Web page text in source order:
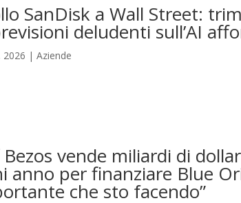
SanDisk a Wall Street:
deludenti sull’AI
2026 | Aziende
Bezos vende miliardi di
anno per finanziare Blue
che sto facendo”